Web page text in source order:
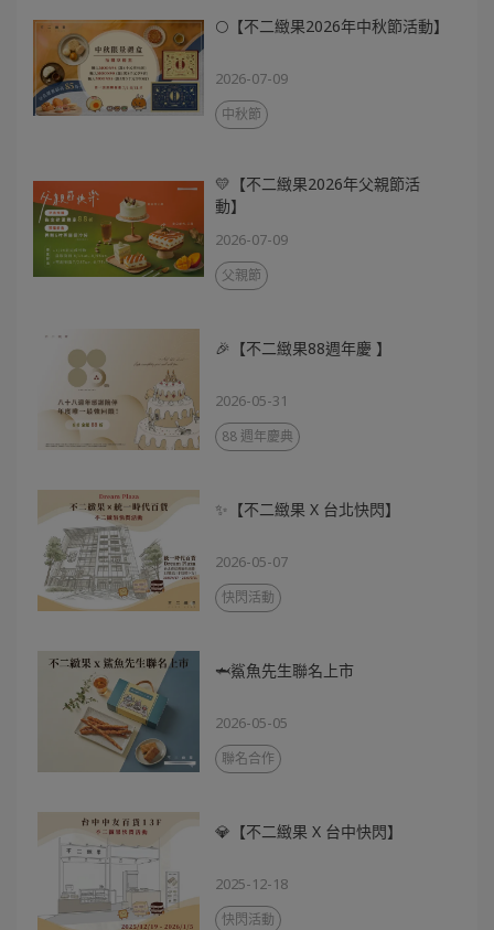
🌕【不二緻果2026年中秋節活動】
2026-07-09
中秋節
💛【不二緻果2026年父親節活
動】
2026-07-09
父親節
🎉【不二緻果88週年慶 】
2026-05-31
88 週年慶典
✨【不二緻果 X 台北快閃】
2026-05-07
快閃活動
🦈鯊魚先生聯名上市
2026-05-05
聯名合作
💎【不二緻果 X 台中快閃】
2025-12-18
快閃活動